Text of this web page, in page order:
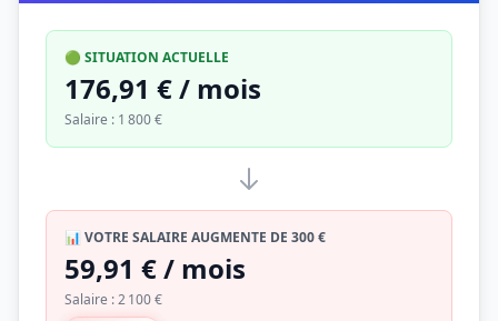
🟢 SITUATION ACTUELLE
176,91 € / mois
Salaire : 1 800 €
📊 VOTRE SALAIRE AUGMENTE DE 300 €
59,91 € / mois
Salaire : 2 100 €